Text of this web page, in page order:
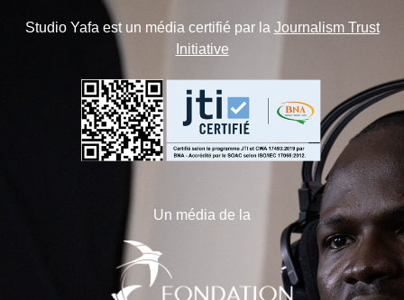
Studio Yafa est un média certifié par la Journalism Trust
Initiative
Un média de la